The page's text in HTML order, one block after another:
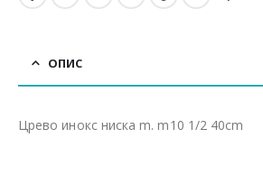
ОПИС
Црево инокс ниска m. m10 1/2 40cm